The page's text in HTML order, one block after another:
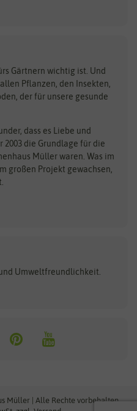
Dürr-Samen
Feldsaaten Freudenberger
Fertil
Flora Elite
Hortitops
JUB Holland
Gärtnern wichtig ist. Und
Pflanzen, den Insekten,
der für unsere gesunde
dass es Liebe und
2003 die Grundlage für die
Müller waren. Was im
großen Projekt gewachsen,
Umweltfreundlichkeit.
Müller | Alle Rechte vorbehalten.